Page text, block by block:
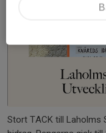
Stort TACK till Laholms